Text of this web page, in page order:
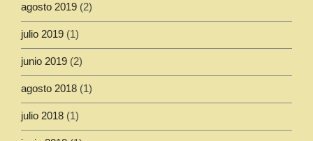
agosto 2019 (2)
julio 2019 (1)
junio 2019 (2)
agosto 2018 (1)
julio 2018 (1)